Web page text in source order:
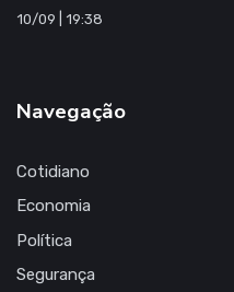
10/09 | 19:38
Navegação
Cotidiano
Economia
Política
Segurança